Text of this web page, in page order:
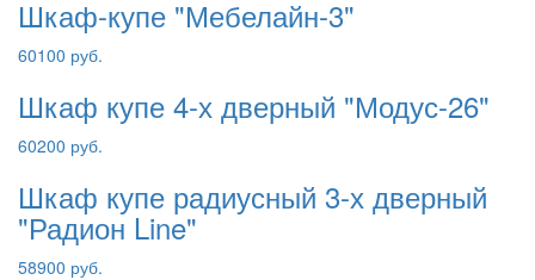
Шкаф-купе "Мебелайн-3"
60100 руб.
Шкаф купе 4-х дверный "Модус-26"
60200 руб.
Шкаф купе радиусный 3-х дверный
"Радион Line"
58900 руб.